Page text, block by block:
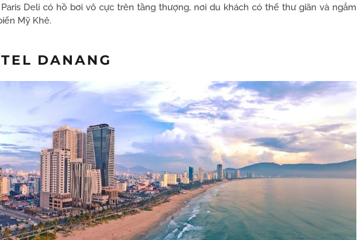
Deli có hồ bơi vô cực trên tầng thượng, nơi du khách có thể thư giãn và ngắm
Mỹ Khê.
DANANG